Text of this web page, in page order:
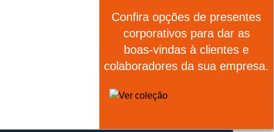
Confira opções de presentes
corporativos para dar as
boas-vindas à clientes e
colaboradores da sua empresa.
Alameda Arapoema, 208 - Tamboré - Barueri - SP
CEP:06460-080